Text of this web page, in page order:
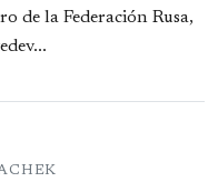
de la Federación Rusa,